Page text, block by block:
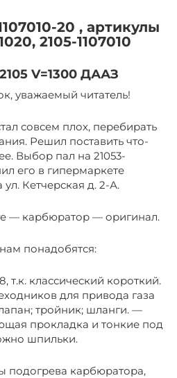
20 , артикулы
2105-1107010
V=1300 ДААЗ
уважаемый читатель!
совсем плох, перебирать
Решил поставить что-
Выбор пал на 21053-
его в гипермаркете
ул. Кетчерская д. 2-А.
— карбюратор — оригинал.
понадобятся:
т.к. классический короткий.
для привода газа
тройник; шланги. —
прокладка и тонкие под
шпильки.
подогрева карбюратора,